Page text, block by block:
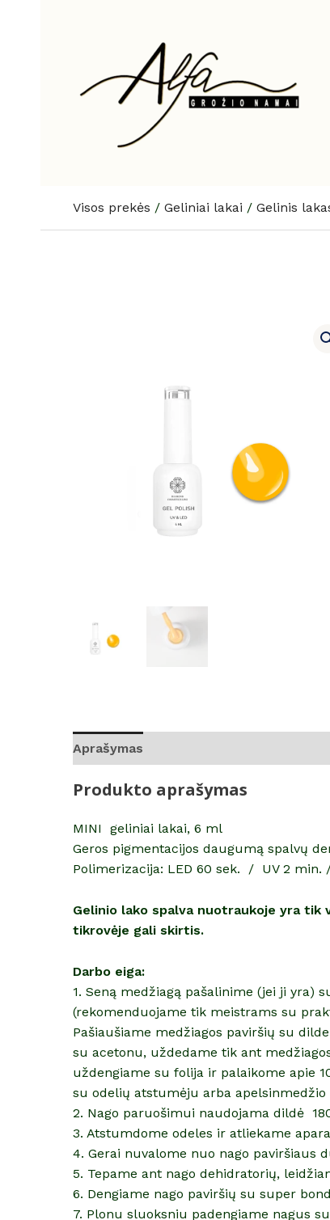
Visos prekės / Geliniai lakai / Gelinis
Aprašymas
Produkto aprašymas
MINI geliniai lakai, 6 ml
Geros pigmentacijos daugumą spalvų
Polimerizacija: LED 60 sek. / UV 2 min.
Gelinio lako spalva nuotraukoje yra tik
tikrovėje gali skirtis.
Darbo eiga:
1. Seną medžiagą pašalinime (jei ji yra)
(rekomenduojame tik meistrams su
Pašiaušiame medžiagos paviršių su
su acetonu, uždedame tik ant
uždengiame su folija ir palaikome apie
su odelių atstumėju arba apelsinmedžio
2. Nago paruošimui naudojama dildė
3. Atstumdome odeles ir atliekame
4. Gerai nuvalome nuo nago paviršiaus
5. Tepame ant nago dehidratorių,
6. Dengiame nago paviršių su super
7. Plonu sluoksniu padengiame nagus